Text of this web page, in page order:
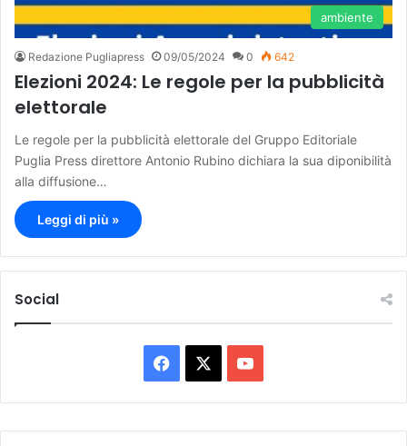
ambiente
Redazione Pugliapress 09/05/2024 0 642
Elezioni 2024: Le regole per la pubblicità
elettorale
Le regole per la pubblicità elettorale del Gruppo Editoriale
Puglia Press direttore Antonio Rubino dichiara la sua diponibilità
alla diffusione…
Leggi di più »
Social
a
c
o
u